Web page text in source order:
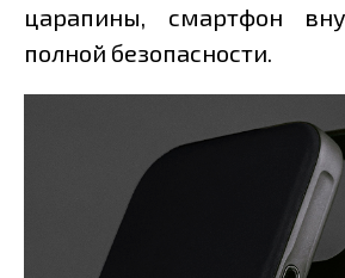
царапины, смартфон
полной безопасности.